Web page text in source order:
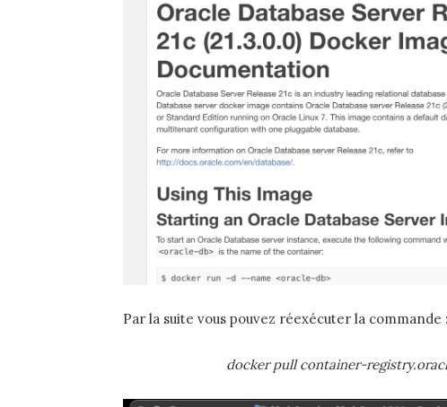
Par la suite vous pouvez réexécuter la commande :
docker pull container-